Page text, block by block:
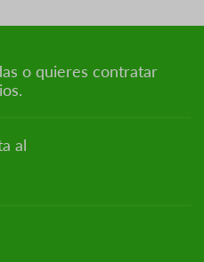
o quieres contratar
al